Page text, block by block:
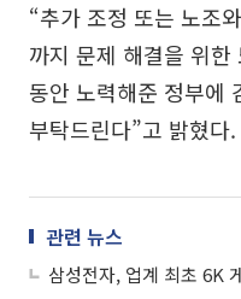
“추가 조정 또는 노조
까지 문제 해결을 위
동안 노력해준 정부에
부탁드린다”고 밝혔다.
관련 뉴스